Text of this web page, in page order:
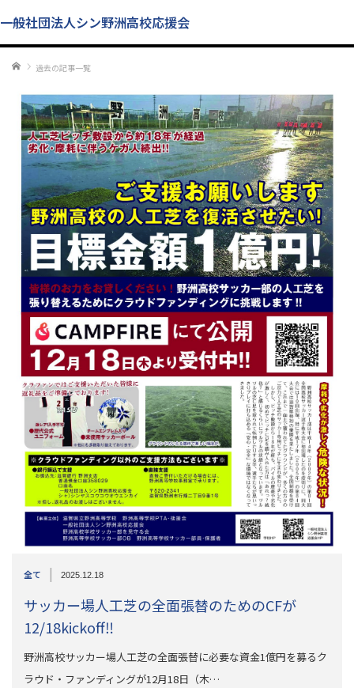
一般社団法人シン野洲高校応援会
ホーム 過去の記事一覧
全て | 2025.12.18
サッカー場人工芝の全面張替のためのCFが
12/18kickoff‼︎
野洲高校サッカー場人工芝の全面張替に必要な資金1億円を募るク
ラウド・ファンディングが12月18日（木…